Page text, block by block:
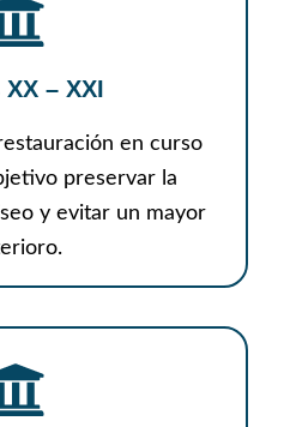
– XXI
en curso
preservar la
y evitar un mayor